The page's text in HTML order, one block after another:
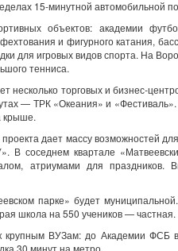
15-минутной автомобильной
объектов: академии
и фигурного катания,
для игровых видов спорта. На
тенниса.
несколько торговых и бизнес-
— ТРК «Океания» и «Фестиваль».
крыше.
дает массу возможностей
В соседнем квартале
атриумами для праздников.
парке» будет
школа на 550 учеников —
крупным ВУЗам: до Академии ФСБ
30 минут на метро.